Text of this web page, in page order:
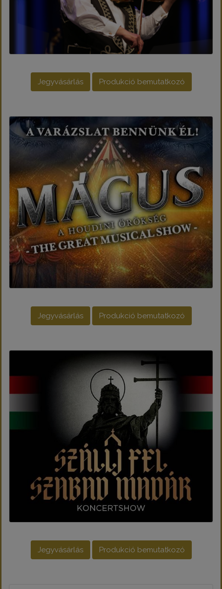
Jegyvásárlás Produkció bemutatkozó
Jegyvásárlás Produkció bemutatkozó
Jegyvásárlás Produkció bemutatkozó